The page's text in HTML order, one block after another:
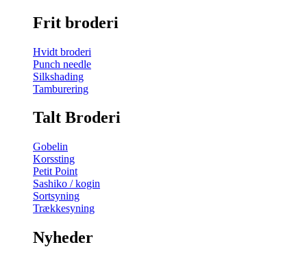
Frit broderi
Hvidt broderi
Punch needle
Silkshading
Tamburering
Talt Broderi
Gobelin
Korssting
Petit Point
Sashiko / kogin
Sortsyning
Trækkesyning
Nyheder